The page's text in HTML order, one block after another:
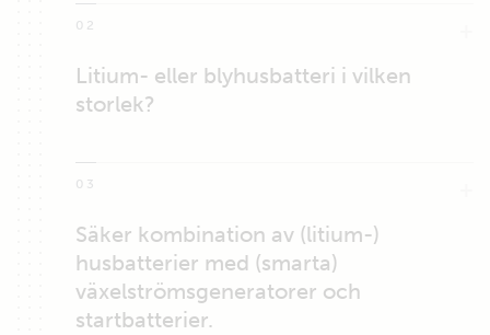
02
Litium- eller blyhusbatteri i vilken
storlek?
03
Säker kombination av (litium-)
husbatterier med (smarta)
växelströmsgeneratorer och
startbatterier.